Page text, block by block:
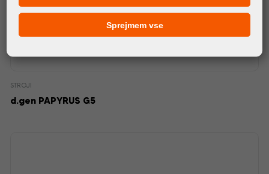
STROJI
d.gen PAPYRUS G5
Sprejmem vse